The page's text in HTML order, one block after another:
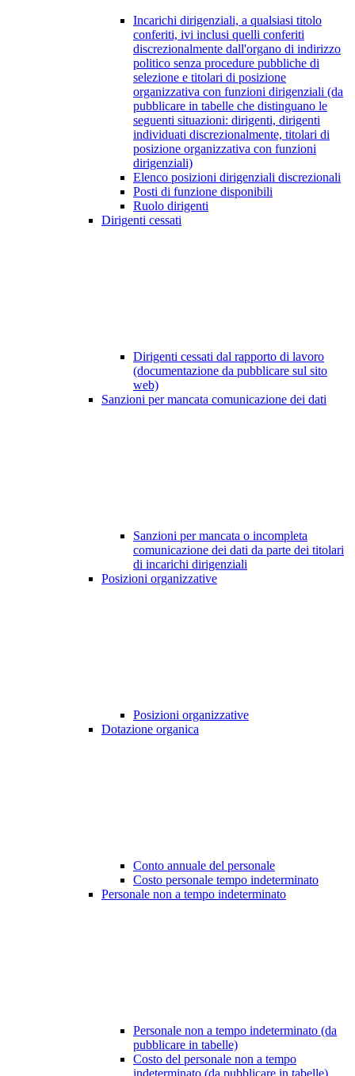
Incarichi dirigenziali, a qualsiasi titolo
conferiti, ivi inclusi quelli conferiti
discrezionalmente dall'organo di indirizzo
politico senza procedure pubbliche di
selezione e titolari di posizione
organizzativa con funzioni dirigenziali (da
pubblicare in tabelle che distinguano le
seguenti situazioni: dirigenti, dirigenti
individuati discrezionalmente, titolari di
posizione organizzativa con funzioni
dirigenziali)
Elenco posizioni dirigenziali discrezionali
Posti di funzione disponibili
Ruolo dirigenti
Dirigenti cessati
Dirigenti cessati dal rapporto di lavoro
(documentazione da pubblicare sul sito
web)
Sanzioni per mancata comunicazione dei dati
Sanzioni per mancata o incompleta
comunicazione dei dati da parte dei titolari
di incarichi dirigenziali
Posizioni organizzative
Posizioni organizzative
Dotazione organica
Conto annuale del personale
Costo personale tempo indeterminato
Personale non a tempo indeterminato
Personale non a tempo indeterminato (da
pubblicare in tabelle)
Costo del personale non a tempo